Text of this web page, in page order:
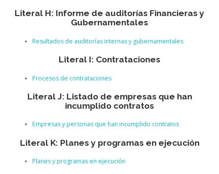
Literal H: Informe de auditorías Financieras y
Gubernamentales
Resultados de auditorías internas y gubernamentales
Literal I: Contrataciones
Procesos de contrataciones
Literal J: Listado de empresas que han
incumplido contratos
Empresas y personas que han incumplido contratos
Literal K: Planes y programas en ejecución
Planes y programas en ejecución